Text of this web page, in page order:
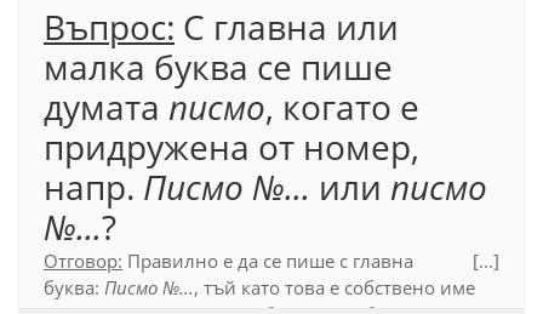
първа съставка на собствено име, срв.:
Конституция на Република България.
Официален правописен речник (2012), т. 41
Въпрос: С главна или
малка буква се пише
думата писмо, когато е
придружена от номер,
напр. Писмо №... или писмо
№...?
Отговор: Правилно е да се пише с главна
буква: Писмо №..., тъй като това е собствено име
[...]